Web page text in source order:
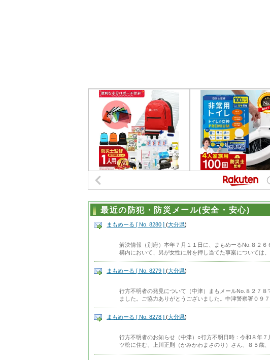
最近の防犯・防災メール(安全・安心)
まもめーる [ No. 8280 ] (大分県)
解決情報（別府）本年７月１１日に、まもめーるNo.８２
構内において、男が女性に肘を押し当てた事案については
まもめーる [ No. 8279 ] (大分県)
行方不明者の発見について（中津）まもメールNo.８２７
ました。ご協力ありがとうございました。中津警察署０９
まもめーる [ No. 8278 ] (大分県)
行方不明者のお知らせ（中津）○行方不明日時：令和８年
ツ松に住む、上川正則（かみかわまさのり）さん、８５歳